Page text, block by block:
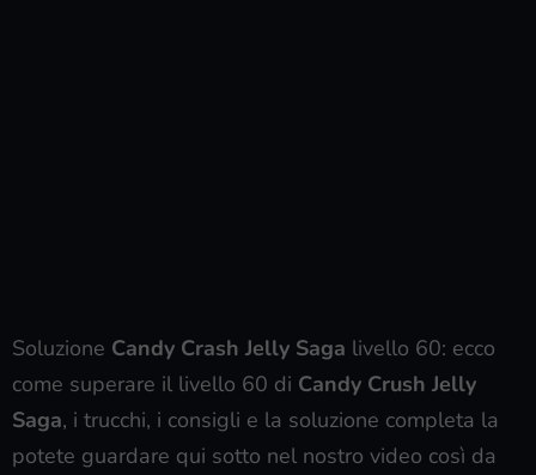
Soluzione Candy Crash Jelly Saga livello 60: ecco
come superare il livello 60 di Candy Crush Jelly
Saga, i trucchi, i consigli e la soluzione completa la
potete guardare qui sotto nel nostro video così da